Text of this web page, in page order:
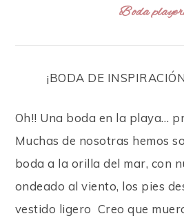
Boda
¡BODA DE
Oh!! Una boda en la playa…
Muchas de nosotras hemos
boda a la orilla del mar, con
ondeado al viento, los pies
vestido ligero Creo que